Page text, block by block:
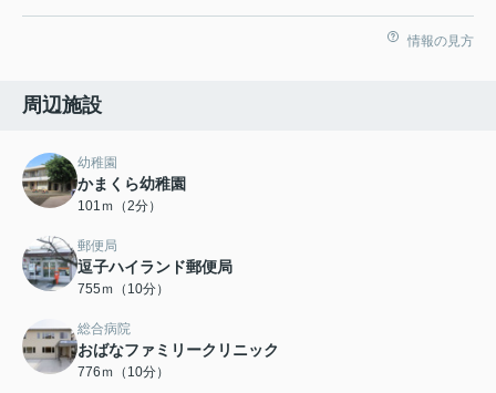
情報の見方
周辺施設
幼稚園
かまくら幼稚園
101ｍ（2分）
郵便局
逗子ハイランド郵便局
755ｍ（10分）
総合病院
おばなファミリークリニック
776ｍ（10分）